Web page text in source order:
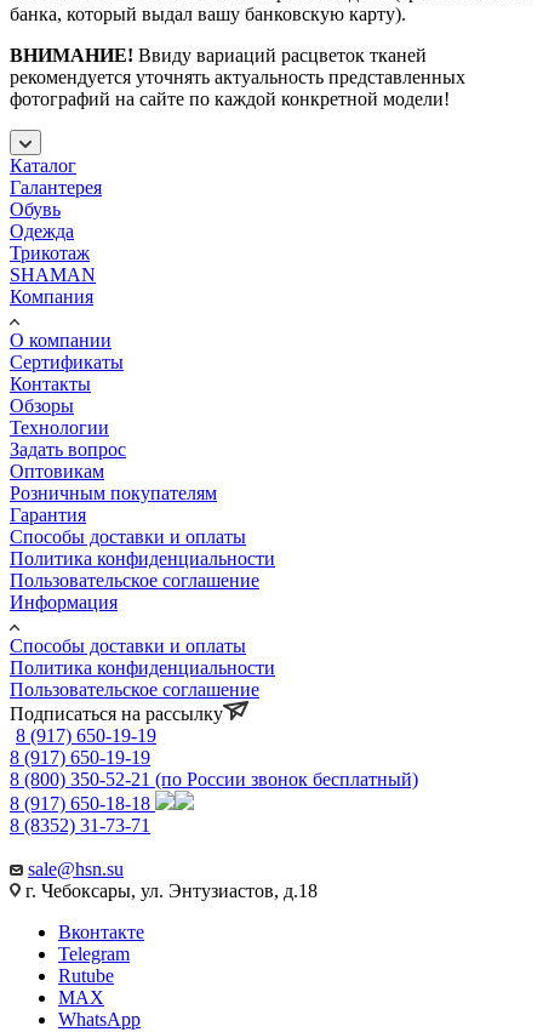
банка, который выдал вашу банковскую карту).
ВНИМАНИЕ! Ввиду вариаций расцветок тканей
рекомендуется уточнять актуальность представленных
фотографий на сайте по каждой конкретной модели!
Каталог
Галантерея
Обувь
Одежда
Трикотаж
SHAMAN
Компания
О компании
Сертификаты
Контакты
Обзоры
Технологии
Задать вопрос
Оптовикам
Розничным покупателям
Гарантия
Способы доставки и оплаты
Политика конфиденциальности
Пользовательское соглашение
Информация
Способы доставки и оплаты
Политика конфиденциальности
Пользовательское соглашение
Подписаться на рассылку
8 (917) 650-19-19
8 (917) 650-19-19
8 (800) 350-52-21 (по России звонок бесплатный)
8 (917) 650-18-18
8 (8352) 31-73-71
sale@hsn.su
г. Чебоксары, ул. Энтузиастов, д.18
Вконтакте
Telegram
Rutube
MAX
WhatsApp